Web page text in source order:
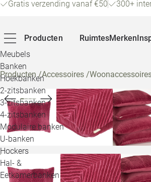
Gratis verzending vanaf €50 300+
Producten
Meubels
Banken
Hoekbanken
2-zitsbanken
3-zitsbanken
4-zitsbanken
Modulaire banken
U-banken
Hockers
Hal- &
Eetkamerbanken
RuimtesMerken
Producten/Accessoires /